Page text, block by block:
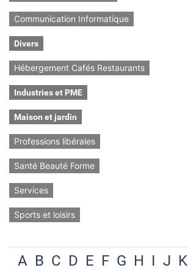
Communication Informatique
Divers
Hébergement Cafés Restaurants
Industries et PME
Maison et jardin
Professions libérales
Santé Beauté Forme
Services
Sports et loisirs
A B C D E F G H I J K